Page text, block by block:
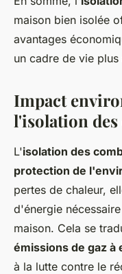
maison bien isolée
avantages
un cadre de vie
Impact
l'isolation des
L'isolation des
protection de
pertes de chaleur,
d'énergie
maison. Cela se
émissions de gaz à
à la lutte contre le